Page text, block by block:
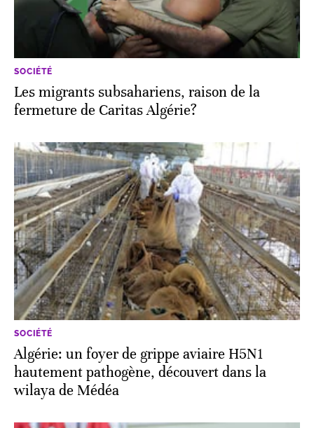
SOCIÉTÉ
Les migrants subsahariens, raison de la
fermeture de Caritas Algérie?
SOCIÉTÉ
Algérie: un foyer de grippe aviaire H5N1
hautement pathogène, découvert dans la
wilaya de Médéa